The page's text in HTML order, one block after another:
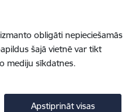
obligāti nepieciešamās
šajā vietnē var tikt
mediju sīkdatnes.
Apstiprināt visas